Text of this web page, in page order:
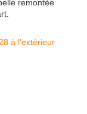
remontée